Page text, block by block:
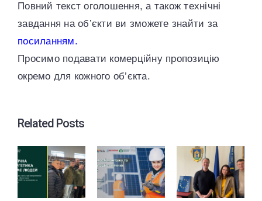
Повний текст оголошення, а також технічні
завдання на об’єкти ви зможете знайти за
посиланням.
Просимо подавати комерційну пропозицію
окремо для кожного об’єкта.
Related Posts